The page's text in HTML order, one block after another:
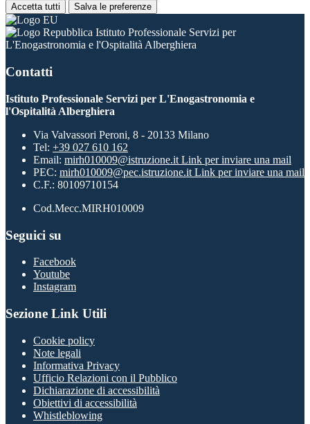
Accetta tutti Salva le preferenze
Istituto Professionale Servizi per
L'Enogastronomia e l'Ospitalità Alberghiera
Contatti
Istituto Professionale Servizi per L'Enogastronomia e
l'Ospitalità Alberghiera
Via Valvassori Peroni, 8 - 20133 Milano
Tel: +39 027 610 162
Email: mirh010009@istruzione.it Link per inviare una mail
PEC: mirh010009@pec.istruzione.it Link per inviare una mail
C.F.: 80109710154
Cod.Mecc.MIRH010009
Seguici su
Facebook
Youtube
Instagram
Sezione Link Utili
Cookie policy
Note legali
Informativa Privacy
Ufficio Relazioni con il Pubblico
Dichiarazione di accessibilità
Obiettivi di accessibilità
Whistleblowing